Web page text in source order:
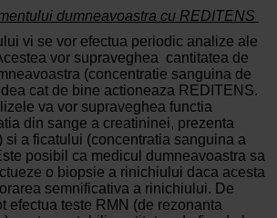
dumneavoastra cu REDITENS
vi se vor efectua periodic analize ale
vor supraveghea cantitatea de
(concentratie sanguina de
cat de bine actioneaza REDITENS.
va vor supraveghea functia
din sange a creatininei, prezenta
si a ficatului (concentratia sanguina a
posibil ca medicul dumneavoastra sa
o biopsie a rinichiului daca acesta
semnificativa a rinichiului. De
efectua teste RMN (de rezonanta